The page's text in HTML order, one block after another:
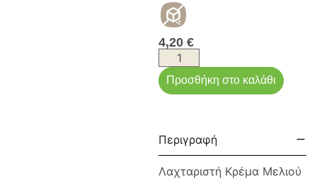
4,20 €
Προσθήκη στο καλάθι
Περιγραφή
Λαχταριστή Κρέμα Μελιού